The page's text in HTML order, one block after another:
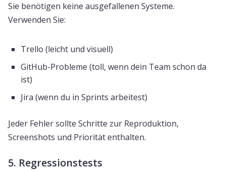
Sie benötigen keine ausgefallenen Systeme.
Verwenden Sie:
Trello (leicht und visuell)
GitHub-Probleme (toll, wenn dein Team schon da
ist)
Jira (wenn du in Sprints arbeitest)
Jeder Fehler sollte Schritte zur Reproduktion,
Screenshots und Priorität enthalten.
5. Regressionstests